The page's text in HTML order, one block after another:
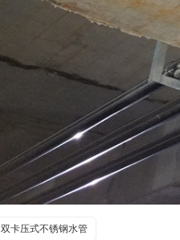
双卡压式不锈钢水管